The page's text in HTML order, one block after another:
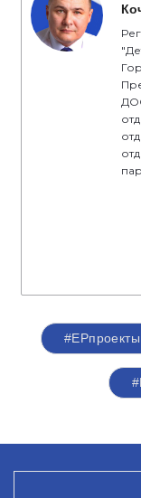
#ЕРпроекты